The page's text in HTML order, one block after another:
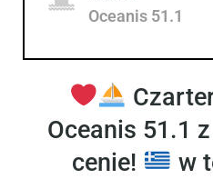
Oceanis 51.1
Oceanis 51.1
cenie!
w